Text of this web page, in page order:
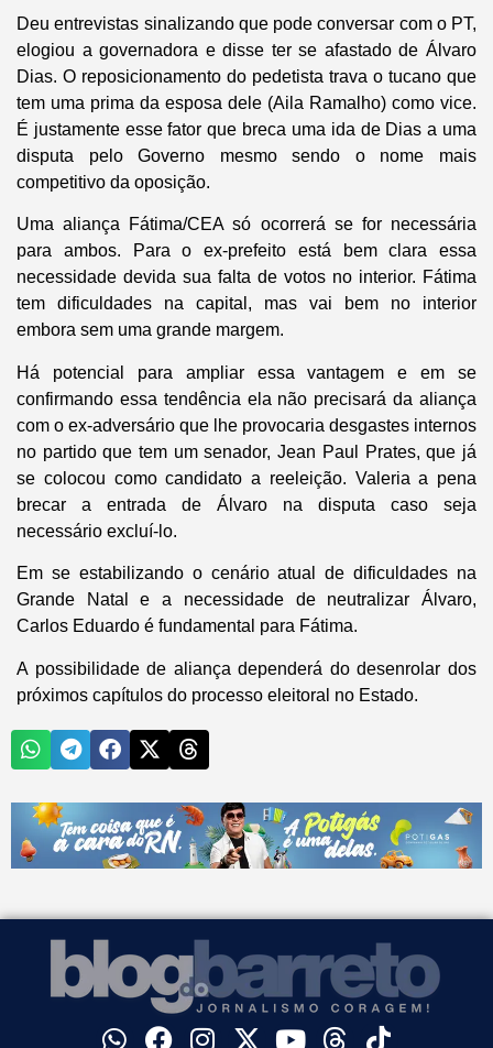
Deu entrevistas sinalizando que pode conversar com o PT,
elogiou a governadora e disse ter se afastado de Álvaro
Dias. O reposicionamento do pedetista trava o tucano que
tem uma prima da esposa dele (Aila Ramalho) como vice.
É justamente esse fator que breca uma ida de Dias a uma
disputa pelo Governo mesmo sendo o nome mais
competitivo da oposição.
Uma aliança Fátima/CEA só ocorrerá se for necessária
para ambos. Para o ex-prefeito está bem clara essa
necessidade devida sua falta de votos no interior. Fátima
tem dificuldades na capital, mas vai bem no interior
embora sem uma grande margem.
Há potencial para ampliar essa vantagem e em se
confirmando essa tendência ela não precisará da aliança
com o ex-adversário que lhe provocaria desgastes internos
no partido que tem um senador, Jean Paul Prates, que já
se colocou como candidato a reeleição. Valeria a pena
brecar a entrada de Álvaro na disputa caso seja
necessário excluí-lo.
Em se estabilizando o cenário atual de dificuldades na
Grande Natal e a necessidade de neutralizar Álvaro,
Carlos Eduardo é fundamental para Fátima.
A possibilidade de aliança dependerá do desenrolar dos
próximos capítulos do processo eleitoral no Estado.